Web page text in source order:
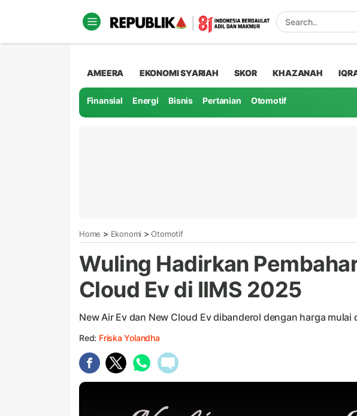
AMEERA EKONOMI SYARIAH SKOR KHAZANAH
Finansial Energi Bisnis Pertanian Otomotif
Home > Ekonomi > Otomotif
Wuling Hadirkan
Cloud Ev di IIMS 2025
New Air Ev dan New Cloud Ev dibanderol dengan harga mulai
Red: Friska Yolandha